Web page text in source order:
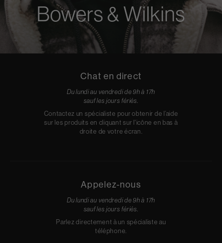
Bowers & Wilkins
Chat en direct
Du lundi au vendredi de 9h à 17h
sauf les jours fériés.
Contactez un spécialiste pour obtenir de l’aide
sur les produits en cliquant sur l'icône en bas à
droite de votre écran.
Appelez-nous
Du lundi au vendredi de 9h à 17h
sauf les jours fériés.
Parlez directement à un spécialiste au
téléphone.